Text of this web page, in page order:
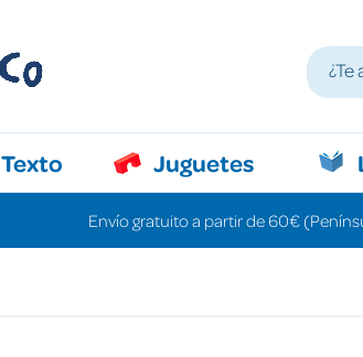
Texto Juguetes
Envío gratuito a partir de 60€